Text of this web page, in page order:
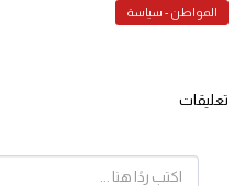
المواطن - سياسة
تعليقات